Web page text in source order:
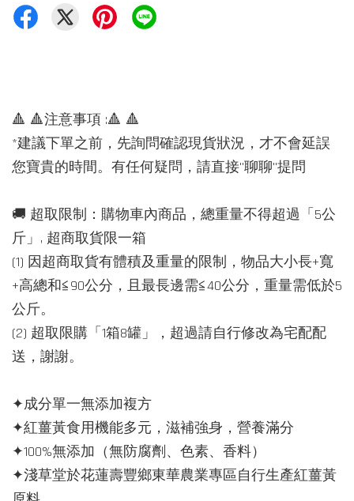
🔺 🔺注意事項 :🔺 🔺
*建議下單之前，先詢問確認現貨狀況，才不會延誤
您寶貴的時間。有任何疑問，請直接"聊聊"提問
🚚 超取限制：購物車內商品，總重量不得超過「5公
斤」, 超商取貨限一箱
(1) 因超商取貨有體積及重量的限制，物品大小長+寬
+高總和≦90公分，且最長邊需≦40公分，重量需低於5
公斤。
(2) 超取限購「1箱8罐」，超過請自行修改為宅配配
送，謝謝。
✦成分單一無添加複方
✦紅薑黃食用機能多元，滋補強身，營養滿分
✦100%無添加（無防腐劑、色素、香料）
✦淺草堂於花蓮壽豐鄉東華農業專區自行生產紅薑黃